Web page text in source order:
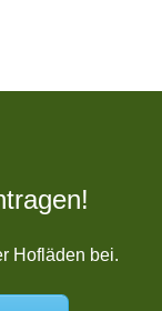
Hofläden bei.